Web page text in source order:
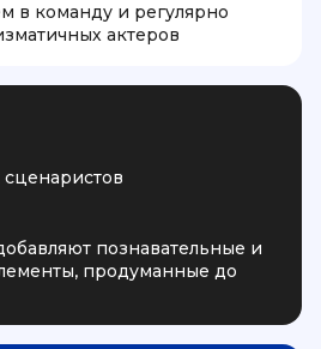
в команду и регулярно
актеров
познавательные и
продуманные до